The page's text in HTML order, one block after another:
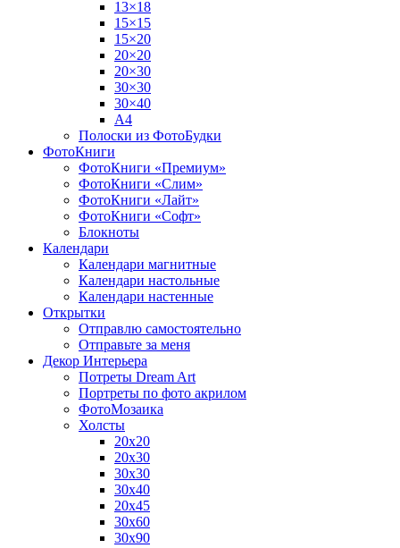
13×18
15×15
15×20
20×20
20×30
30×30
30×40
A4
Полоски из ФотоБудки
ФотоКниги
ФотоКниги «Премиум»
ФотоКниги «Слим»
ФотоКниги «Лайт»
ФотоКниги «Софт»
Блокноты
Календари
Календари магнитные
Календари настольные
Календари настенные
Открытки
Отправлю самостоятельно
Отправьте за меня
Декор Интерьера
Потреты Dream Art
Портреты по фото акрилом
ФотоМозаика
Холсты
20х20
20х30
30х30
30х40
20х45
30х60
30х90